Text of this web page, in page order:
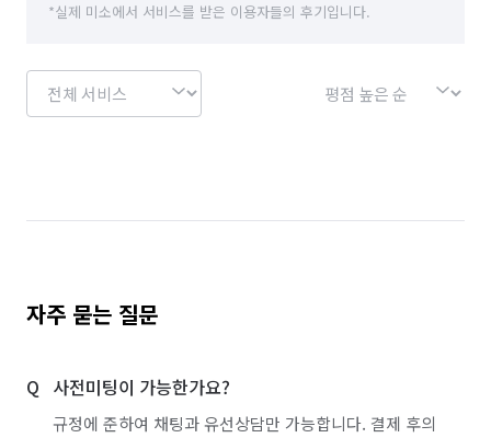
뷰티·헬스스토어 알바 스터디룸·독서실·고시원 알바
화훼·꽃집 알바 정리수납 전문가
*실제 미소에서 서비스를 받은 이용자들의 후기입니다.
자주 묻는 질문
사전미팅이 가능한가요?
규정에 준하여 채팅과 유선상담만 가능합니다. 결제 후의